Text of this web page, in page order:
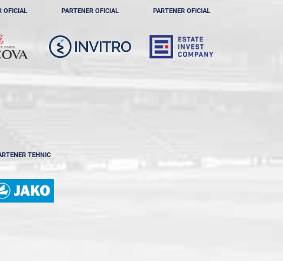
OFICIAL PARTENER OFICIAL PARTENER OFICIAL
TEHNIC